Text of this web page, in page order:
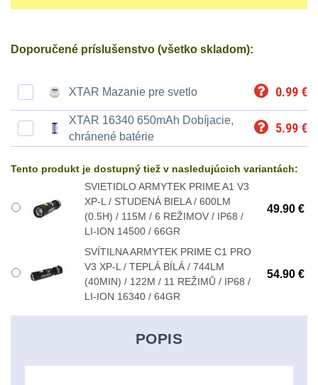
lm
Svítilny
AA/AAA/14500
Li-
Ion
baterie
Svítilny
baterie
21700
Univerzalní
tašky
na
zbraně
Hydratační
vaky
a
střední
Príslušenstvo
pre
Taktické svietidlá10
Lucerny a kempingové
lampy
Potápačské svetlá2
Kapesní svítilny4
Policejní svítilny 4
Vyhledávací svítilny
Lovecké svítilny1
Nabíjacie baterky6
Svietidlá s magnetom2
Doporučené príslušenstvo (všetko skladom):
XTAR Mazanie pre svetlo 0.99 €
XTAR 16340 650mAh Dobíjacie,
chránené batérie
5.99 €
Tento produkt je dostupný tiež v nasledujúcich variantách:
SVIETIDLO ARMYTEK PRIME A1 V3
XP-L / STUDENÁ BIELA / 600LM
(0.5H) / 115M / 6 REŽIMOV / IP68 /
LI-ION 14500 / 66GR
49.90 €
SVÍTILNA ARMYTEK PRIME C1 PRO
V3 XP-L / TEPLÁ BÍLÁ / 744LM
(40MIN) / 122M / 11 REŽIMŮ / IP68 /
LI-ION 16340 / 64GR
54.90 €
POPIS